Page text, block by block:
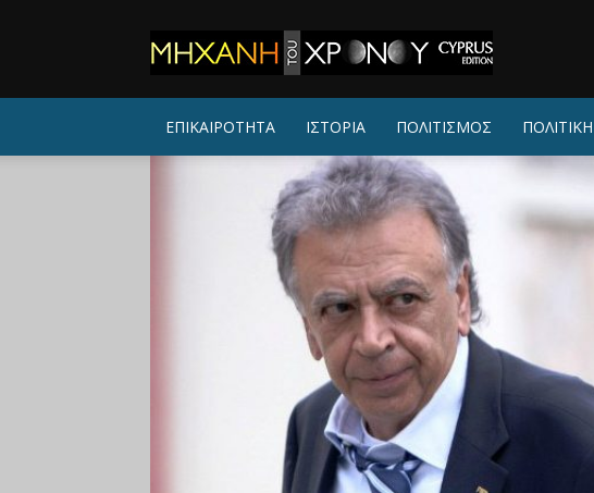
ΤΟΥ
ΧΡΟΝΟΥ
ΕΠΙΚΑΙΡΟΤΗΤΑ ΙΣΤΟΡΙΑ ΠΟΛΙΤΙΣΜΟΣ ΠΟΛΙΤΙΚΗ